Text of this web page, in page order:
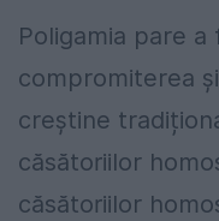
Poligamia pare
compromiterea
creştine
căsătoriilor
căsătoriilor